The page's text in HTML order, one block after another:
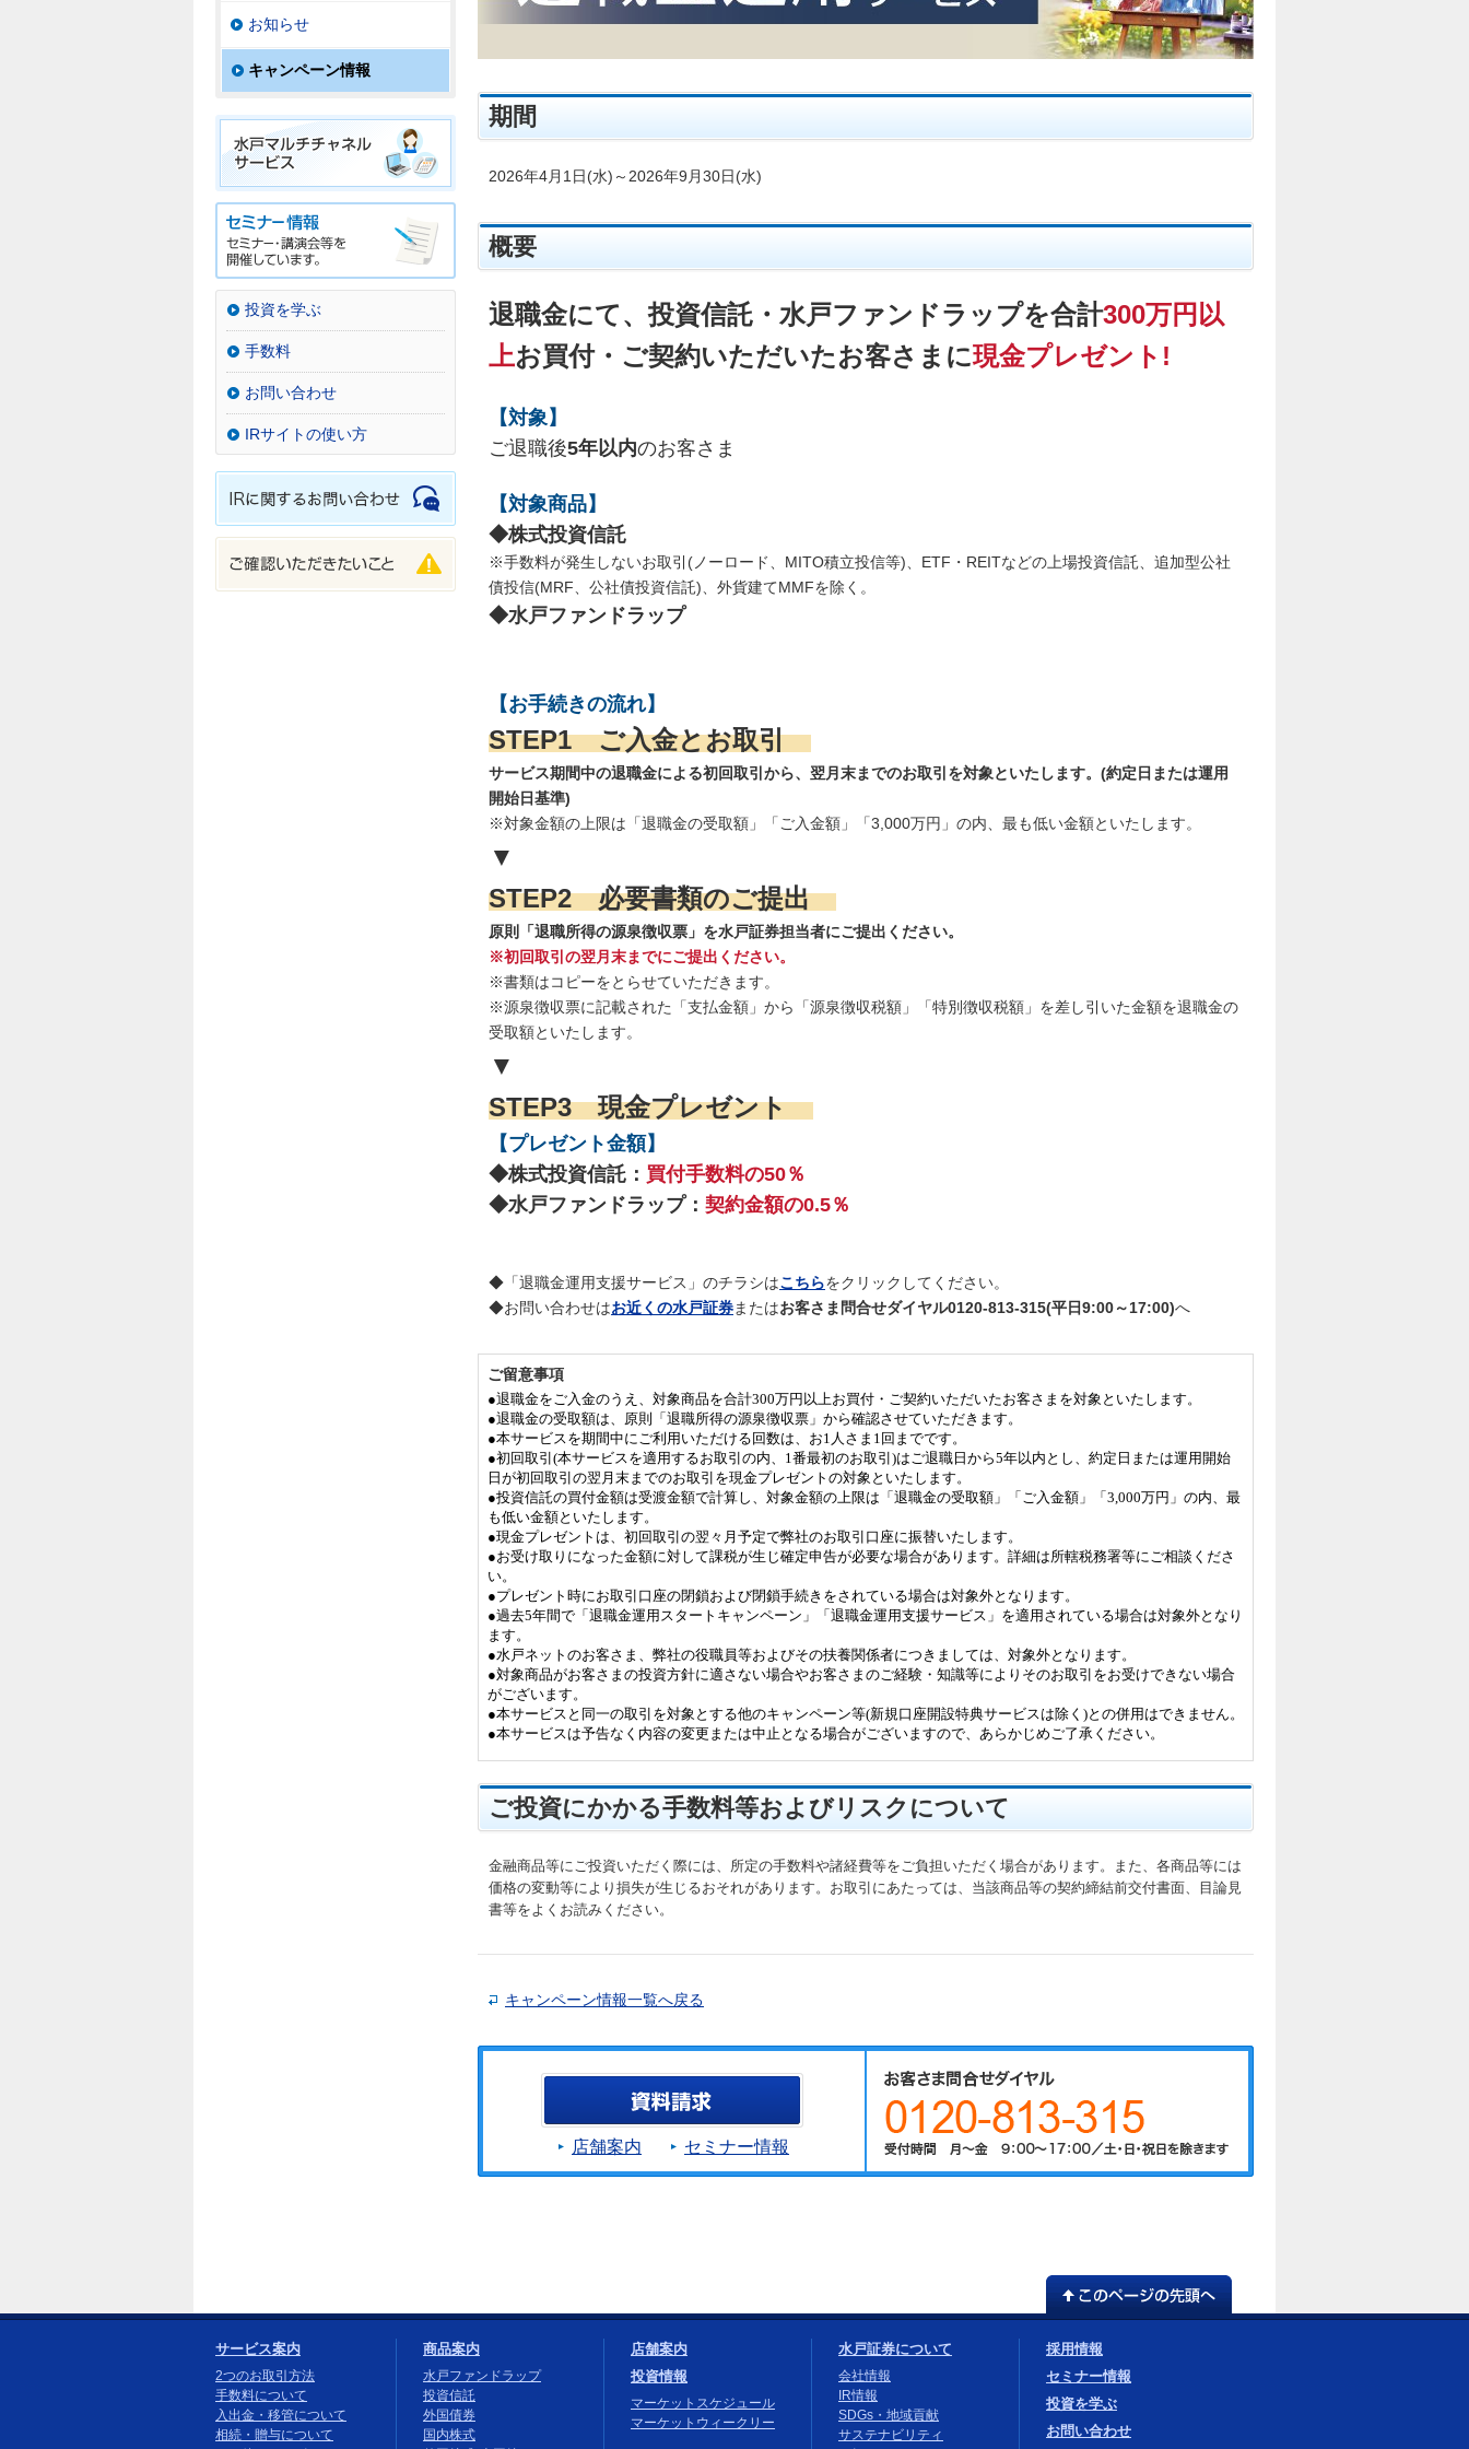
期間
2026年4月1日(水)～2026年9月30日(水)
概要
退職金にて、投資信託・水戸ファンドラップを合計300万円以
上お買付・ご契約いただいたお客さまに現金プレゼント!
【対象】
ご退職後5年以内のお客さま
【対象商品】
◆株式投資信託
※手数料が発生しないお取引(ノーロード、MITO積立投信等)、ETF・REITなどの上場投資信託、追加型公社
債投信(MRF、公社債投資信託)、外貨建てMMFを除く。
◆水戸ファンドラップ
【お手続きの流れ】
STEP1 ご入金とお取引
サービス期間中の退職金による初回取引から、翌月末までのお取引を対象といたします。(約定日または運用
開始日基準)
※対象金額の上限は「退職金の受取額」「ご入金額」「3,000万円」の内、最も低い金額といたします。
▼
STEP2 必要書類のご提出
原則「退職所得の源泉徴収票」を水戸証券担当者にご提出ください。
※初回取引の翌月末までにご提出ください。
※書類はコピーをとらせていただきます。
※源泉徴収票に記載された「支払金額」から「源泉徴収税額」「特別徴収税額」を差し引いた金額を退職金の
受取額といたします。
▼
STEP3 現金プレゼント
【プレゼント金額】
◆株式投資信託： 買付手数料の50％
◆水戸ファンドラップ： 契約金額の0.5％
◆「退職金運用支援サービス」のチラシはこちらをクリックしてください。
◆お問い合わせはお近くの水戸証券またはお客さま問合せダイヤル0120-813-315(平日9:00～17:00)へ
ご留意事項
●退職金をご入金のうえ、対象商品を合計300万円以上お買付・ご契約いただいたお客さまを対象といたします。
●退職金の受取額は、原則「退職所得の源泉徴収票」から確認させていただきます。
●本サービスを期間中にご利用いただける回数は、お1人さま1回までです。
●初回取引(本サービスを適用するお取引の内、1番最初のお取引)はご退職日から5年以内とし、約定日または運用開始
日が初回取引の翌月末までのお取引を現金プレゼントの対象といたします。
●投資信託の買付金額は受渡金額で計算し、対象金額の上限は「退職金の受取額」「ご入金額」「3,000万円」の内、最
も低い金額といたします。
●現金プレゼントは、初回取引の翌々月予定で弊社のお取引口座に振替いたします。
●お受け取りになった金額に対して課税が生じ確定申告が必要な場合があります。詳細は所轄税務署等にご相談くださ
い。
●プレゼント時にお取引口座の閉鎖および閉鎖手続きをされている場合は対象外となります。
●過去5年間で「退職金運用スタートキャンペーン」「退職金運用支援サービス」を適用されている場合は対象外となり
ます。
●水戸ネットのお客さま、弊社の役職員等およびその扶養関係者につきましては、対象外となります。
●対象商品がお客さまの投資方針に適さない場合やお客さまのご経験・知識等によりそのお取引をお受けできない場合
がございます。
●本サービスと同一の取引を対象とする他のキャンペーン等(新規口座開設特典サービスは除く)との併用はできません。
●本サービスは予告なく内容の変更または中止となる場合がございますので、あらかじめご了承ください。
ご投資にかかる手数料等およびリスクについて
金融商品等にご投資いただく際には、所定の手数料や諸経費等をご負担いただく場合があります。また、各商品等には
価格の変動等により損失が生じるおそれがあります。お取引にあたっては、当該商品等の契約締結前交付書面、目論見
書等をよくお読みください。
キャンペーン情報一覧へ戻る
店舗案内 セミナー情報
お知らせ
キャンペーン情報
投資を学ぶ
手数料
お問い合わせ
IRサイトの使い方
サービス案内
2つのお取引方法
手数料について
入出金・移管について
相続・贈与について
商品案内
水戸ファンドラップ
投資信託
外国債券
国内株式
店舗案内
投資情報
マーケットスケジュール
マーケットウィークリー
水戸証券について
会社情報
IR情報
SDGs・地域貢献
サステナビリティ
採用情報
セミナー情報
投資を学ぶ
お問い合わせ